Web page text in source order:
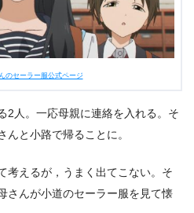
のセーラー服公式ページ
2人。一応母親に連絡を入れる。そ
んと小路で帰ることに。
考えるが，うまく出てこない。そ
さんが小道のセーラー服を見て懐